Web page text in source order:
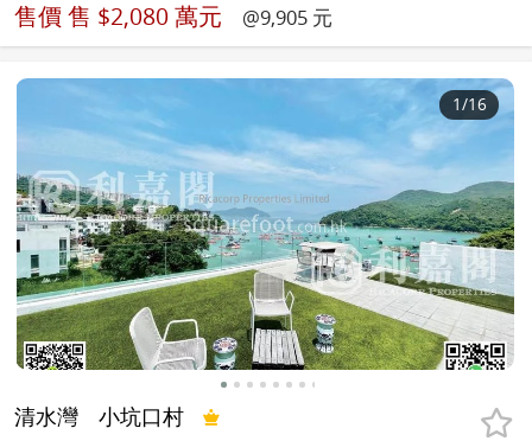
售價 售 $2,080 萬元 @9,905 元
1/16
清水灣 小坑口村